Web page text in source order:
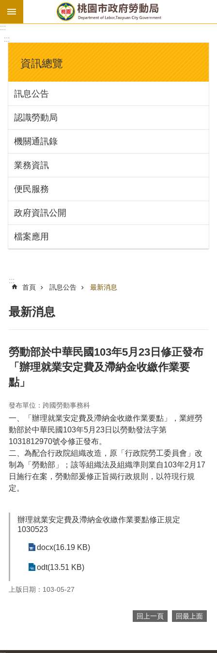
基
法
勞
資
會
庇
護
工
場
進
訊
息
公
識
動
局
關
通
訊
錄
務
訊
便
民
服
務
政
資
應
用
:::
:::
資訊總覽
訊息公告
認識勞動局
機關通訊錄
業務資訊
便民服務
政府資訊公開
檔案應用
:::
首頁 訊息公告 最新消息
最新消息
勞動部於中華民國103年5月23日修正發布
「辦理就業安定費及滯納金收繳作業要
點」
發布單位：跨國勞動事務科
一、「辦理就業安定費及滯納金收繳作業要點」，業經勞
動部於中華民國 103年5月23日以勞動發法字第
1031812970號令修正發布。
二、為配合行政院組織改造，原「行政院勞工委員會」改
制為「勞動部」；該等組織法及組織準則業自103年2月17
日施行在案，勞動部爰修正旨揭行政規則，以符現行規
定。
辦理就業安定費及滯納金收繳作業要點修正規定
1030523
docx(16.19 KB)
odt(13.51 KB)
上版日期：103-05-27
回上一頁 回最上面